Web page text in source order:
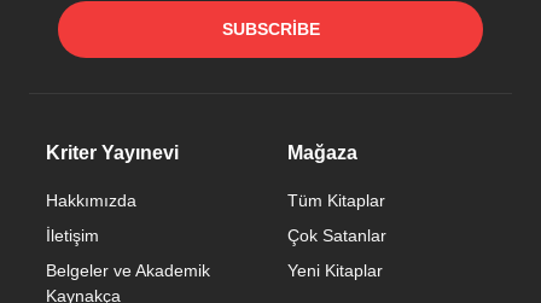
SUBSCRIBE
Kriter Yayınevi
Hakkımızda
İletişim
Belgeler ve Akademik
Kaynakça
Mağaza
Tüm Kitaplar
Çok Satanlar
Yeni Kitaplar